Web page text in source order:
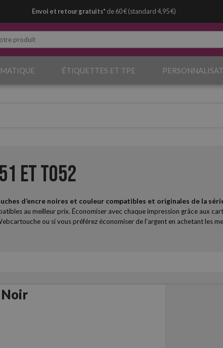
Envoi et retour gratuits*de 60 € (standard 4,95 €)
ÉTIQUETTES ET TPE
et T052
d’encre noires et couleur compatibles et originales de la
au meilleur prix. Économiser avec chaque impression grâce aux
ou si vous préférez économiser de l’argent en achetant les